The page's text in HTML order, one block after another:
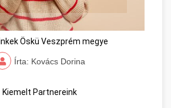
Öskü Veszprém megye
Írta: Kovács Dorina
Kiemelt Partnereink